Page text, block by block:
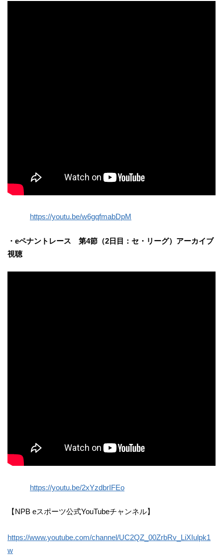
https://youtu.be/w6gqfmabDpM
・eペナントレース 第4節（2日目：セ・リーグ）アーカイブ
視聴
https://youtu.be/2xYzdbrIFEo
【NPB eスポーツ公式YouTubeチャンネル】
https://www.youtube.com/channel/UC2QZ_00ZrbRv_LiXIulpk1
w